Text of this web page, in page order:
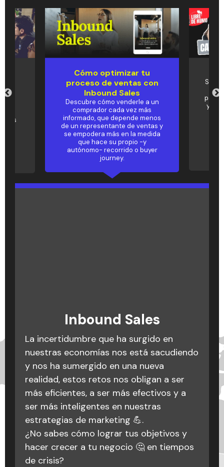
Cómo optimizar tu
proceso de ventas con
Inbound Sales
Descubre cómo venderle a un
comprador cada vez más
informado, que depende menos
de un representante de ventas y
se empodera más en la medida
que hace su propio -y
autónomo- recorrido o buyer
journey.
Si de
para
y no
Inbound Sales
La incertidumbre que ha surgido en
nuestras economías nos está sacudiendo
y nos ha sumergido en una nueva
realidad, estos retos nos obligan a ser
más eficientes, a ser más efectivos y a
ser más inteligentes en nuestras
estrategias de marketing 💪.
¿No sabes cómo lograr tus objetivos y
hacer crecer a tu negocio 🤔 en tiempos
de crisis?
Podcast: La cagada es no
saber cagarla
Equivocarse es muy fácil, lo importante
es no cometer los mismos errores varias
veces. Catalina Montoya, directora de
operaciones en Triario nos habla sobre
algunas cagadas en los procesos de
marketing digital con algunos clientes y
dentro de Triario. Situaciones de las que
hemos aprendido y que ahora hacen
parte de nuestra historia.
Inbound Marketing: qué
es, conceptos y
metodología
Crear una estrategia efectiva es como
preparar una receta: ¡necesitas
ingredientes claros y pasos precisos
para un resultado delicioso! 🍳🌟
Si sientes que tu estrategia está dando
vueltas en círculos, ¡hablemos! Estamos
aquí para ayudarte a darle forma a tus
objetivos y alcanzar el éxito que buscas.